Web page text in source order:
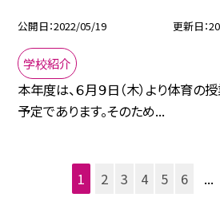
公開日 2022/05/19 更新日
学校紹介
本年度は、６月９日（木）より体育の
予定であります。そのため...
1 2 3 4 5 6 ...